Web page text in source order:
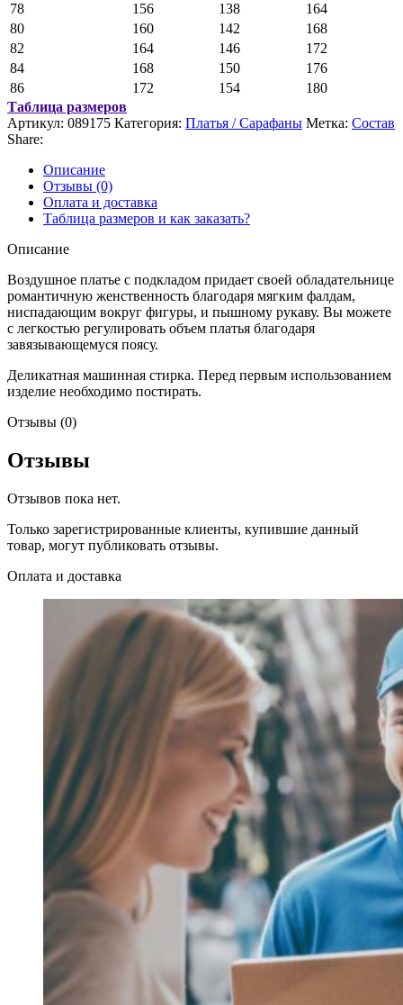
78
156 138
164
80
160 142
168
82
164 146
172
84
168 150
176
86
172 154
180
Таблица размеров
Артикул: 089175 Категория: Платья / Сарафаны Метка: Состав
Share:
Описание
Отзывы (0)
Оплата и доставка
Таблица размеров и как заказать?
Описание
Воздушное платье с подкладом придает своей обладательнице
романтичную женственность благодаря мягким фалдам,
ниспадающим вокруг фигуры, и пышному рукаву. Вы можете
с легкостью регулировать объем платья благодаря
завязывающемуся поясу.
Деликатная машинная стирка. Перед первым использованием
изделие необходимо постирать.
Отзывы (0)
Отзывы
Отзывов пока нет.
Только зарегистрированные клиенты, купившие данный
товар, могут публиковать отзывы.
Оплата и доставка